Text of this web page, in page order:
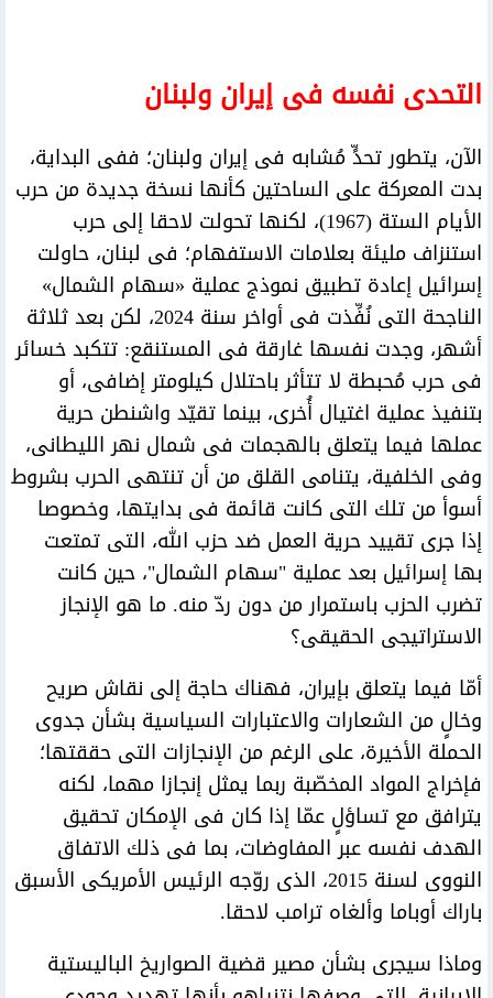
التحدى نفسه فى إيران ولبنان
الآن، يتطور تحدٍّ مُشابه فى إيران ولبنان؛ ففى البداية،
بدت المعركة على الساحتين كأنها نسخة جديدة من حرب
الأيام الستة (1967)، لكنها تحولت لاحقا إلى حرب
استنزاف مليئة بعلامات الاستفهام؛ فى لبنان، حاولت
إسرائيل إعادة تطبيق نموذج عملية «سهام الشمال»
الناجحة التى نُفِّذت فى أواخر سنة 2024، لكن بعد ثلاثة
أشهر، وجدت نفسها غارقة فى المستنقع: تتكبد خسائر
فى حرب مُحبطة لا تتأثر باحتلال كيلومتر إضافى، أو
بتنفيذ عملية اغتيال أُخرى، بينما تقيّد واشنطن حرية
عملها فيما يتعلق بالهجمات فى شمال نهر الليطانى،
وفى الخلفية، يتنامى القلق من أن تنتهى الحرب بشروط
أسوأ من تلك التى كانت قائمة فى بدايتها، وخصوصا
إذا جرى تقييد حرية العمل ضد حزب الله، التى تمتعت
بها إسرائيل بعد عملية "سهام الشمال"، حين كانت
تضرب الحزب باستمرار من دون ردّ منه. ما هو الإنجاز
الاستراتيجى الحقيقى؟
أمّا فيما يتعلق بإيران، فهناك حاجة إلى نقاش صريح
وخالٍ من الشعارات والاعتبارات السياسية بشأن جدوى
الحملة الأخيرة، على الرغم من الإنجازات التى حققتها؛
فإخراج المواد المخصّبة ربما يمثل إنجازا مهما، لكنه
يترافق مع تساؤلٍ عمّا إذا كان فى الإمكان تحقيق
الهدف نفسه عبر المفاوضات، بما فى ذلك الاتفاق
النووى لسنة 2015، الذى روّجه الرئيس الأمريكى الأسبق
باراك أوباما وألغاه ترامب لاحقا.
وماذا سيجرى بشأن مصير قضية الصواريخ الباليستية